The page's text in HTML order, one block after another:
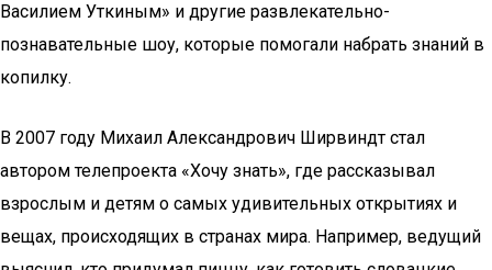
Василием Уткиным» и другие развлекательно-
познавательные шоу, которые помогали набрать знаний в
копилку.
В 2007 году Михаил Александрович Ширвиндт стал
автором телепроекта «Хочу знать», где рассказывал
взрослым и детям о самых удивительных открытиях и
вещах, происходящих в странах мира. Например, ведущий